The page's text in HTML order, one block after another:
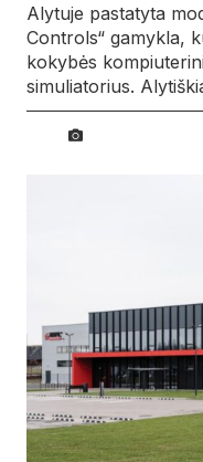
Alytuje pastatyta
Controls“ gamykla,
kokybės
simuliatorius.